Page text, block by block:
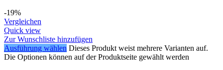
-19%
Vergleichen
Quick view
Zur Wunschliste hinzufügen
Ausführung wählen Dieses Produkt weist mehrere Varianten auf.
Die Optionen können auf der Produktseite gewählt werden